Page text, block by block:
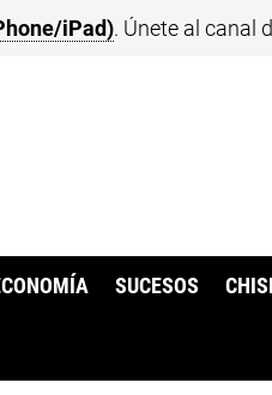
iPad). Únete al canal
SUCESOS